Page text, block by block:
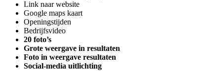
Link naar website
Google maps kaart
Openingstijden
Bedrijfsvideo
20 foto’s
Grote weergave in resultaten
Foto in weergave resultaten
Social-media uitlichting